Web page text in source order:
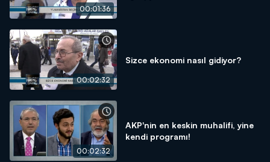
00:01:36
00:02:32
Sizce ekonomi nasıl gidiyor?
00:02:32
AKP'nin en keskin muhalifi, yine
kendi programı!